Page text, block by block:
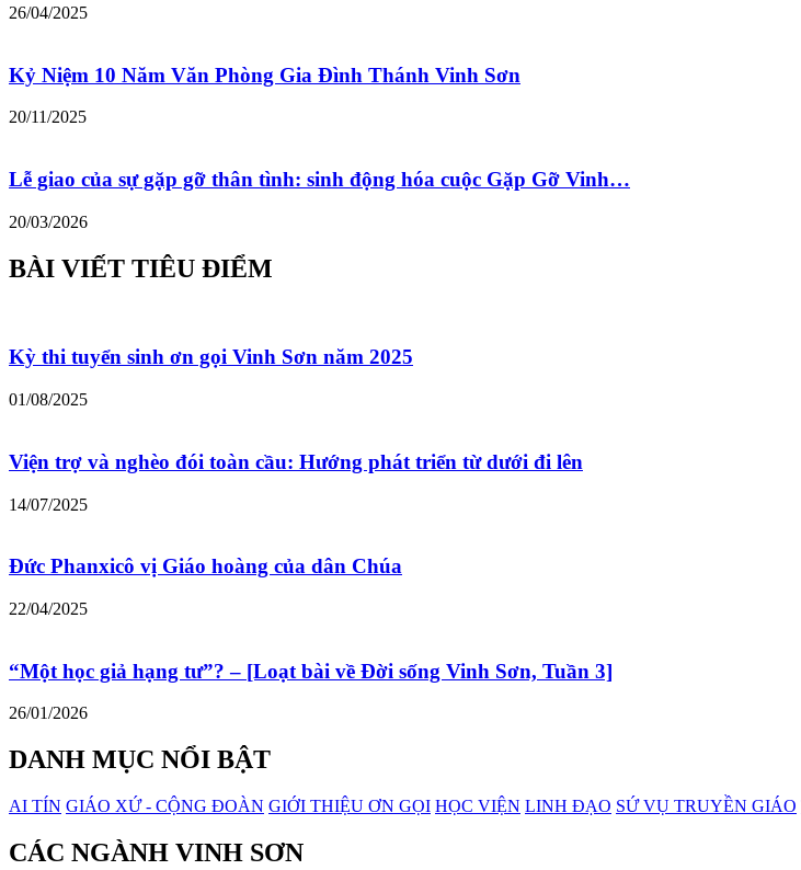
26/04/2025
Kỷ Niệm 10 Năm Văn Phòng Gia Đình Thánh Vinh Sơn
20/11/2025
Lễ giao của sự gặp gỡ thân tình: sinh động hóa cuộc Gặp Gỡ Vinh…
20/03/2026
BÀI VIẾT TIÊU ĐIỂM
Kỳ thi tuyển sinh ơn gọi Vinh Sơn năm 2025
01/08/2025
Viện trợ và nghèo đói toàn cầu: Hướng phát triển từ dưới đi lên
14/07/2025
Đức Phanxicô vị Giáo hoàng của dân Chúa
22/04/2025
“Một học giả hạng tư”? – [Loạt bài về Đời sống Vinh Sơn, Tuần 3]
26/01/2026
DANH MỤC NỔI BẬT
AI TÍN GIÁO XỨ - CỘNG ĐOÀN GIỚI THIỆU ƠN GỌI HỌC VIỆN LINH ĐẠO SỨ VỤ TRUYỀN GIÁO
CÁC NGÀNH VINH SƠN